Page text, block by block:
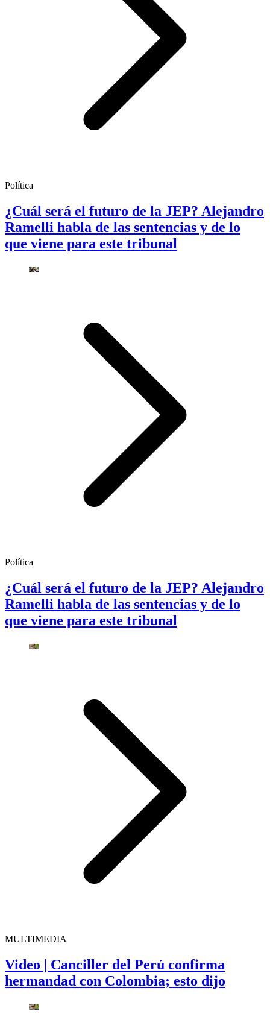
Política
¿Cuál será el futuro de la JEP? Alejandro
Ramelli habla de las sentencias y de lo
que viene para este tribunal
Política
¿Cuál será el futuro de la JEP? Alejandro
Ramelli habla de las sentencias y de lo
que viene para este tribunal
MULTIMEDIA
Video | Canciller del Perú confirma
hermandad con Colombia; esto dijo